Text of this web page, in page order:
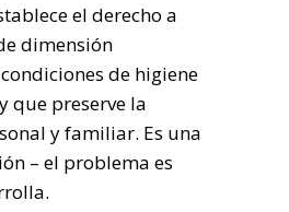
el derecho a
dimensión
de higiene
que preserve la
y familiar. Es una
– el problema es